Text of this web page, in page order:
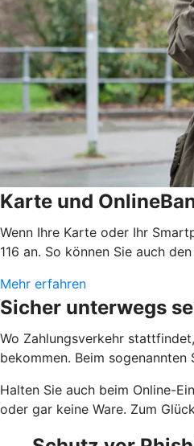
Karte und
Wenn Ihre Karte oder Ihr
116 an. So können Sie auch
Mehr erfahren
Sicher unterwegs
Wo Zahlungsverkehr
bekommen. Beim
Halten Sie auch beim Online-
oder gar keine Ware. Zum